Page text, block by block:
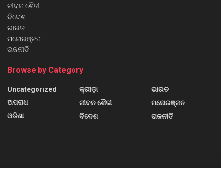
ଜୀବନ ଶୈଳୀ
ବିଦେଶ
ଭାରତ
ମନୋରଞ୍ଜନ
ରାଜନୀତି
Browse by Category
Uncategorized
ଅପରାଧ
ଓଡିଶା
କ୍ରୀଡ଼ା
ଜୀବନ ଶୈଳୀ
ବିଦେଶ
ଭାରତ
ମନୋରଞ୍ଜନ
ରାଜନୀତି